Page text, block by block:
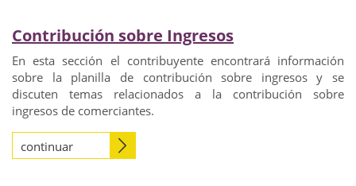
Contribución sobre Ingresos
continuar
En esta sección el contribuyente encontrará información
sobre la planilla de contribución sobre ingresos y se
discuten temas relacionados a la contribución sobre
ingresos de comerciantes.